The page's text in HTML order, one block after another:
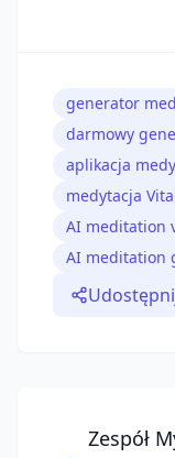
generator
darmowy
aplikacja
medytacja
AI meditation
AI meditation
Zespół